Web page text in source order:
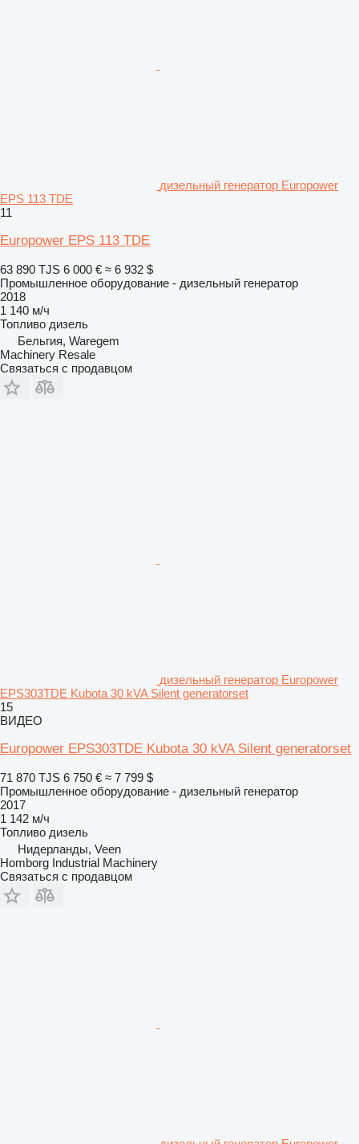
дизельный генератор Europower
EPS 113 TDE
11
Europower EPS 113 TDE
63 890 TJS 6 000 € ≈ 6 932 $
Промышленное оборудование - дизельный генератор
2018
1 140 м/ч
Топливо дизель
Бельгия, Waregem
Machinery Resale
Связаться с продавцом
дизельный генератор Europower
EPS303TDE Kubota 30 kVA Silent generatorset
15
ВИДЕО
Europower EPS303TDE Kubota 30 kVA Silent generatorset
71 870 TJS 6 750 € ≈ 7 799 $
Промышленное оборудование - дизельный генератор
2017
1 142 м/ч
Топливо дизель
Нидерланды, Veen
Homborg Industrial Machinery
Связаться с продавцом